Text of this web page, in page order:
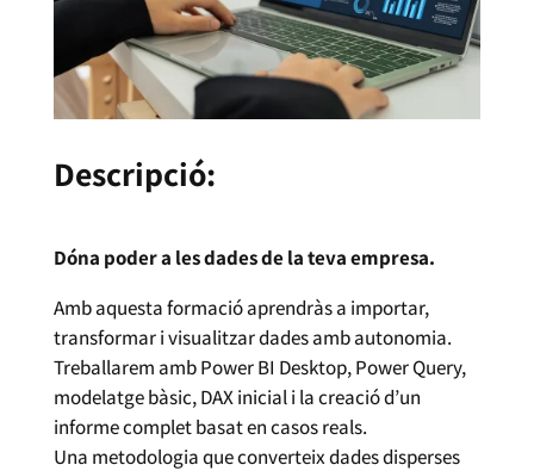
Descripció:
Dóna poder a les dades de la teva empresa.
Amb aquesta formació aprendràs a importar,
transformar i visualitzar dades amb autonomia.
Treballarem amb Power BI Desktop, Power Query,
modelatge bàsic, DAX inicial i la creació d’un
informe complet basat en casos reals.
Una metodologia que converteix dades disperses